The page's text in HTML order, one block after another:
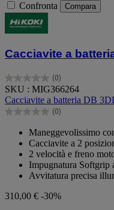
Confronta Compara
Cacciavite a
(0)
0.0
su
5
stelle.
SKU : MIG366264
Cacciavite a batteria DB
(0)
0.0
stelle.
Maneggevolissimo
Cacciavite a 2
2 velocità e freno
Impugnatura Softgrip
Avvitatura precisa
310,00 € -30%